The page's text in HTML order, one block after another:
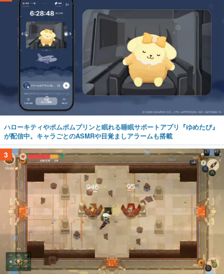
ハローキティやポムポムプリンと眠れる睡眠サポートアプリ『ゆめたび』
が配信中。キャラごとのASMRや目覚ましアラームも搭載
3